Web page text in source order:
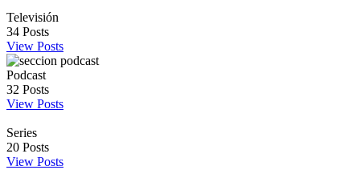
Televisión
34 Posts
View Posts
Podcast
32 Posts
View Posts
Series
20 Posts
View Posts